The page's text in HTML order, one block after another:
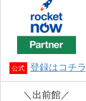
公式 登録はコチラ
＼出前館／